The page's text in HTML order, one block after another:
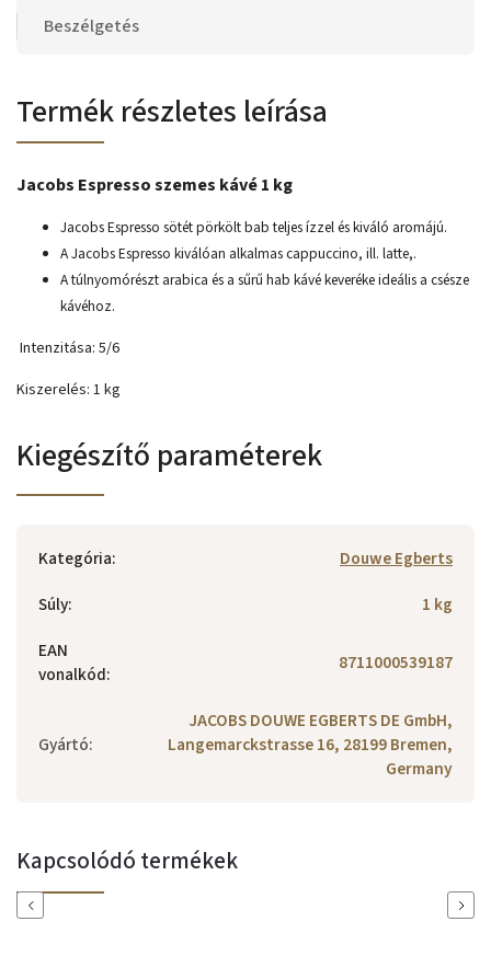
Beszélgetés
Termék részletes leírása
Jacobs Espresso szemes kávé 1 kg
Jacobs Espresso sötét pörkölt bab teljes ízzel és kiváló aromájú.
A Jacobs Espresso kiválóan alkalmas cappuccino, ill. latte,.
A túlnyomórészt arabica és a sűrű hab kávé keveréke ideális a csésze
kávéhoz.
Intenzitása: 5/6
Kiszerelés: 1 kg
Kiegészítő paraméterek
Kategória:
Douwe Egberts
Súly:
1 kg
EAN
vonalkód: 8711000539187
Gyártó:
JACOBS DOUWE EGBERTS DE GmbH,
Langemarckstrasse 16, 28199 Bremen,
Germany
Kapcsolódó termékek
Previous Next